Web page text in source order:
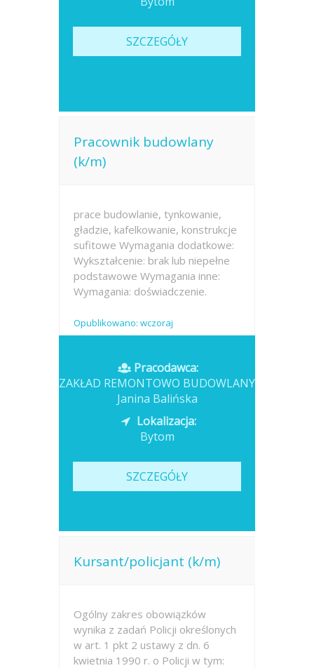
SZCZEGÓŁY
Pracownik budowlany
(k/m)
prace budowlanie, tynkowanie,
gładzie, kafelkowanie, konstrukcje
sufitowe Wymagania dodatkowe:
Wykształcenie: brak lub niepełne
podstawowe Wymagania inne:
Wymagania: doświadczenie.
Opublikowano: wczoraj
Pracodawca:
ZAKŁAD REMONTOWO BUDOWLANY
Janina Balińska
Lokalizacja:
Bytom
SZCZEGÓŁY
Kursant/policjant (k/m)
Ogólny zakres obowiązków
wynika z zadań Policji określonych
w art. 1 pkt 2 ustawy z dn. 6
kwietnia 1990 r. o Policji w tym: